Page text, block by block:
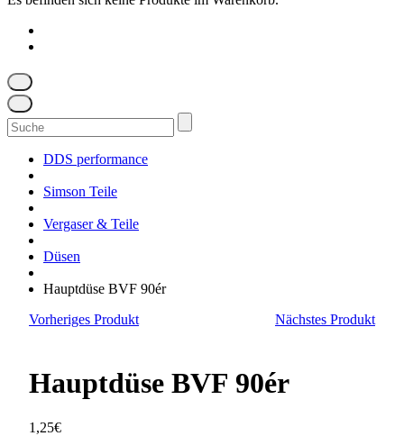
Suchen
nach:
DDS performance
Simson Teile
Vergaser & Teile
Düsen
Hauptdüse BVF 90ér
Vorheriges Produkt
Nächstes Produkt
Hauptdüse BVF 90ér
1,25€